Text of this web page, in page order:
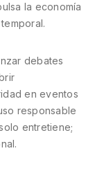
la economía
debates
en eventos
responsable
entretiene;